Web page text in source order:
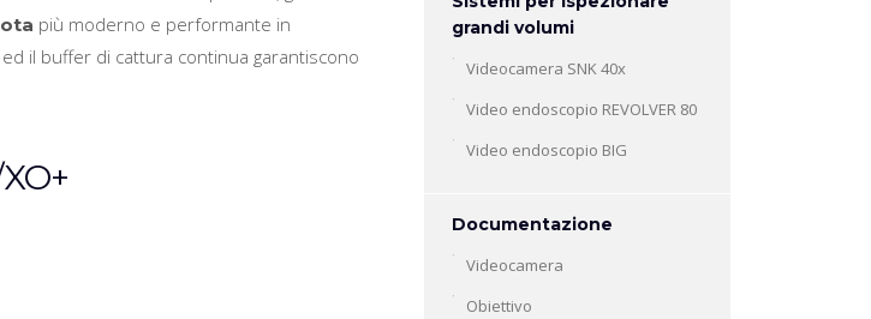
più moderno e performante in
il buffer di cattura continua garantiscono
grandi volumi
Videocamera SNK 40x
Video endoscopio REVOLVER 80
Video endoscopio BIG
Documentazione
Videocamera
Obiettivo